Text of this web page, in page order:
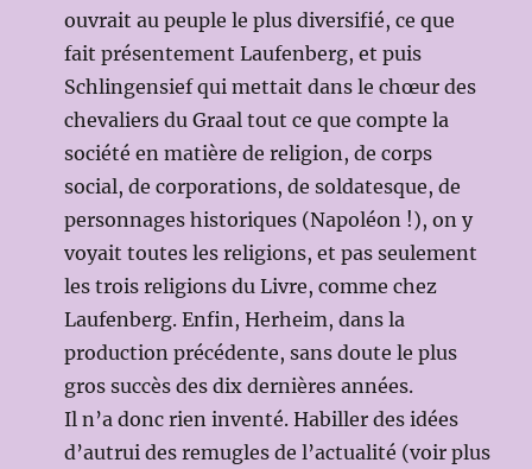
ouvrait au peuple le plus diversifié, ce que
fait présentement Laufenberg, et puis
Schlingensief qui mettait dans le chœur des
chevaliers du Graal tout ce que compte la
société en matière de religion, de corps
social, de corporations, de soldatesque, de
personnages historiques (Napoléon !), on y
voyait toutes les religions, et pas seulement
les trois religions du Livre, comme chez
Laufenberg. Enfin, Herheim, dans la
production précédente, sans doute le plus
gros succès des dix dernières années.
Il n’a donc rien inventé. Habiller des idées
d’autrui des remugles de l’actualité (voir plus